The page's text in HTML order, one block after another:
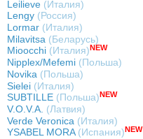
Leilieve (Италия)
Lengy (Россия)
Lormar (Италия)
Milavitsa (Беларусь)
Mioocchi (Италия) NEW
Nipplex/Mefemi (Польша)
Novika (Польша)
Sielei (Италия)
SUBTILLE (Польша)NEW
V.O.V.A. (Латвия)
Verde Veronica (Италия)
YSABEL MORA(Испания) NEW